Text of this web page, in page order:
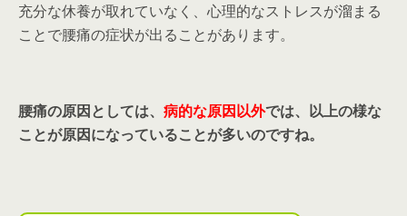
充分な休養が取れていなく、心理的なストレスが溜まる
ことで腰痛の症状が出ることがあります。
腰痛の原因としては、 病的な原因以外では、以上の様な
ことが原因になっていることが多いのですね。